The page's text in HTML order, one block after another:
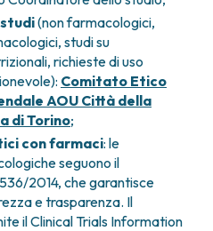
NERVOSO CENTRALE
CRONICHE
E TECNICA
(non farmacologici,
studi su
richieste di uso
Comitato Etico
AOU Città della
di Torino;
con farmaci: le
seguono il
2014, che garantisce
e trasparenza. Il
il Clinical Trials Information